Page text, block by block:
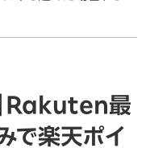
Rakuten最
で楽天ポイ